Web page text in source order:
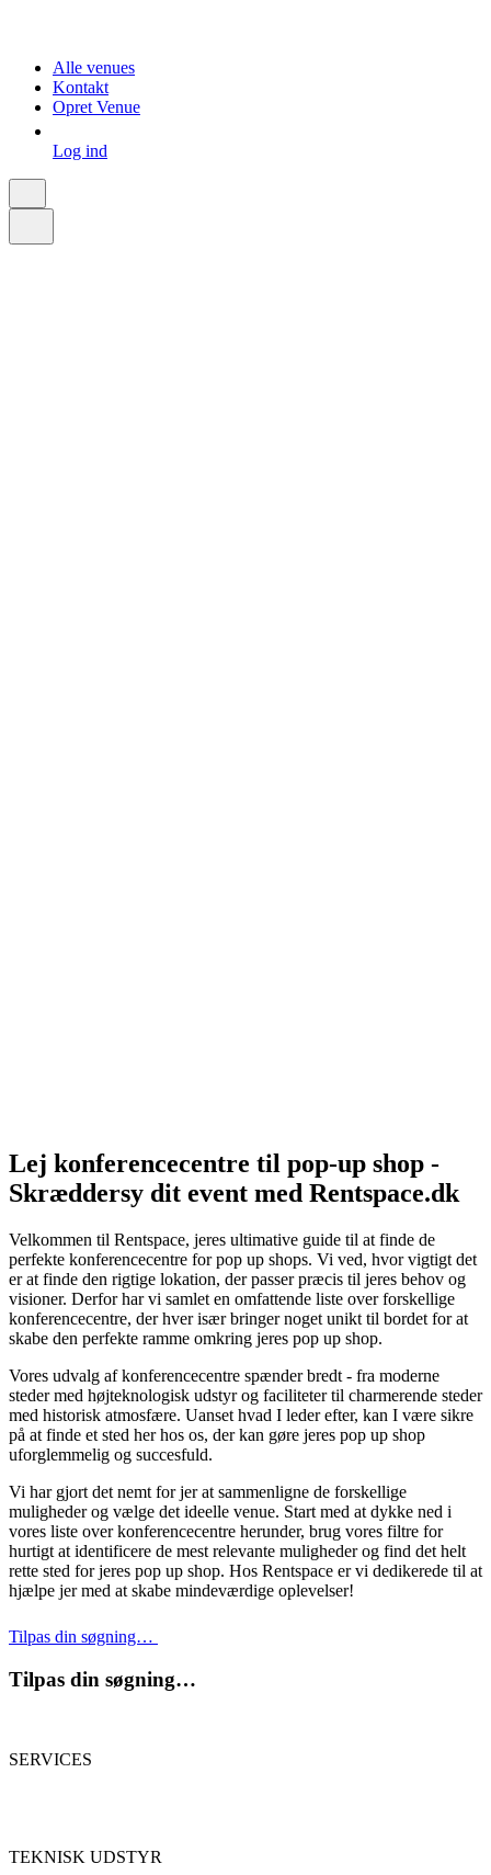
Alle venues
Kontakt
Opret Venue
Log ind
Lej konferencecentre til pop-up shop -
Skræddersy dit event med Rentspace.dk
Velkommen til Rentspace, jeres ultimative guide til at finde de
perfekte konferencecentre for pop up shops. Vi ved, hvor vigtigt det
er at finde den rigtige lokation, der passer præcis til jeres behov og
visioner. Derfor har vi samlet en omfattende liste over forskellige
konferencecentre, der hver især bringer noget unikt til bordet for at
skabe den perfekte ramme omkring jeres pop up shop.
Vores udvalg af konferencecentre spænder bredt - fra moderne
steder med højteknologisk udstyr og faciliteter til charmerende steder
med historisk atmosfære. Uanset hvad I leder efter, kan I være sikre
på at finde et sted her hos os, der kan gøre jeres pop up shop
uforglemmelig og succesfuld.
Vi har gjort det nemt for jer at sammenligne de forskellige
muligheder og vælge det ideelle venue. Start med at dykke ned i
vores liste over konferencecentre herunder, brug vores filtre for
hurtigt at identificere de mest relevante muligheder og find det helt
rette sted for jeres pop up shop. Hos Rentspace er vi dedikerede til at
hjælpe jer med at skabe mindeværdige oplevelser!
Tilpas din søgning…
Tilpas din søgning…
SERVICES
TEKNISK UDSTYR